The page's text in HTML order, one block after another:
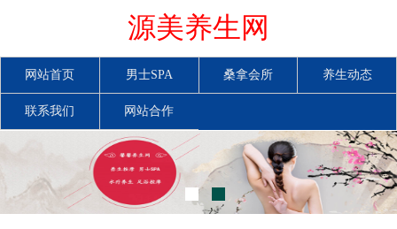
源美养生网
网站首页 男士SPA 桑拿会所 养生动态
联系我们 网站合作